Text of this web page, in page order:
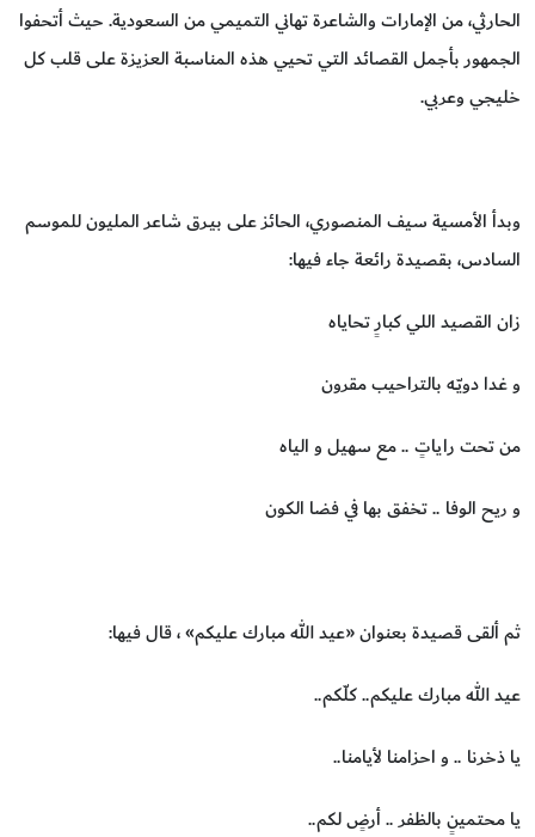
الحارثي، من الإمارات والشاعرة تهاني التميمي من السعودية. حيث أتحفوا
الجمهور بأجمل القصائد التي تحيي هذه المناسبة العزيزة على قلب كل
خليجي وعربي.
وبدأ الأمسية سيف المنصوري، الحائز على بيـرق شاعر المليون للموسم
السادس، بقصيدة رائعة جاء فيها:
زان القصيد اللي كبارٍ تحاياه
و غدا دويّـه بالتراحيب مقرون
من تحت راياتٍ .. مع سهيل و الياه
و ريح الوفا .. تخفق بها في فضا الكون
ثم ألقى قصيدة بعنوان «عيد الله مبارك عليكم» ، قال فيها:
عيد الله مبارك عليكم.. كلّكم..
يا ذخرنا .. و احزامنا لأيامنا..
يا محتمينٍ بالظفر .. أرضٍ لكم..